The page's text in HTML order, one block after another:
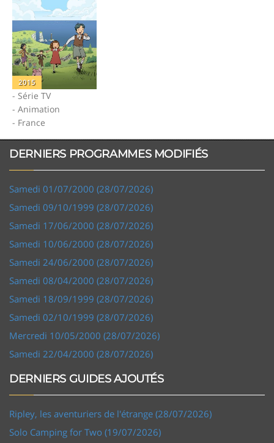
2015
- Série TV
- Animation
- France
DERNIERS PROGRAMMES MODIFIÉS
Samedi 01/07/2000 (28/07/2026)
Samedi 09/10/1999 (28/07/2026)
Samedi 17/06/2000 (28/07/2026)
Samedi 10/06/2000 (28/07/2026)
Samedi 24/06/2000 (28/07/2026)
Samedi 08/04/2000 (28/07/2026)
Samedi 18/09/1999 (28/07/2026)
Samedi 02/10/1999 (28/07/2026)
Mercredi 10/05/2000 (28/07/2026)
Samedi 22/04/2000 (28/07/2026)
DERNIERS GUIDES AJOUTÉS
Ripley, les aventuriers de l'étrange (28/07/2026)
Solo Camping for Two (19/07/2026)